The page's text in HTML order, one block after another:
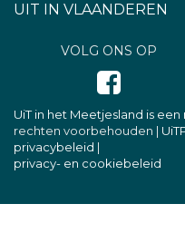
UIT IN VLAANDEREN
VOLG ONS OP
UiT in het Meetjesland is een
rechten voorbehouden |
privacybeleid |
privacy- en cookiebeleid